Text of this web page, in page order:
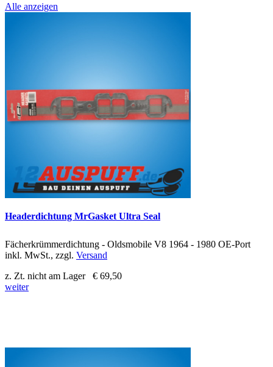
Alle anzeigen
Headerdichtung MrGasket Ultra Seal
Fächerkrümmerdichtung - Oldsmobile V8 1964 - 1980 OE-Port
inkl. MwSt., zzgl. Versand
z. Zt. nicht am Lager
€ 69,50
weiter